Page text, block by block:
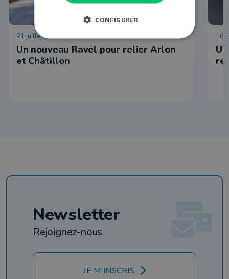
21 juillet 2026 à 09:55
Un nouveau Ravel pour relier Arlon
et Châtillon
16
Newsletter
Rejoignez-nous
JE M'INSCRIS
CONFIGURER